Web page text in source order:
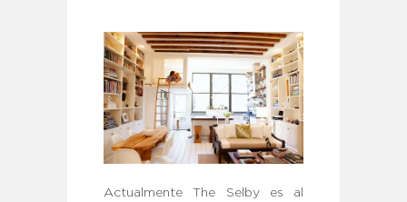
Actualmente The Selby es al